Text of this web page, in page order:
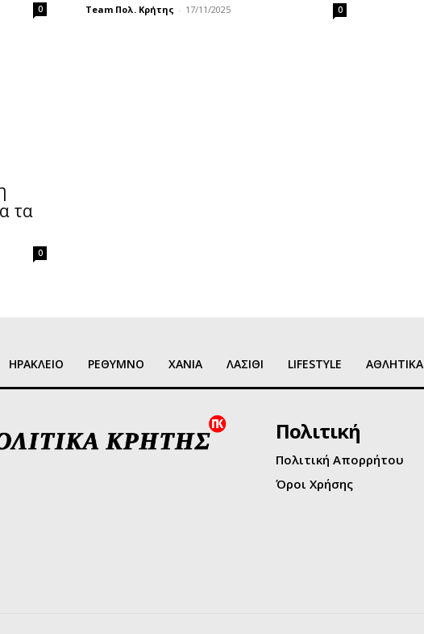
0 Team Πολ. Κρήτης - 17/11/2025 0
τα
0
ΗΡΑΚΛΕΙΟ ΡΕΘΥΜΝΟ ΧΑΝΙΑ ΛΑΣΙΘΙ LIFESTYLE ΑΘΛΗΤΙΚΑ
Πολιτική
Πολιτική Απορρήτου
Όροι Χρήσης